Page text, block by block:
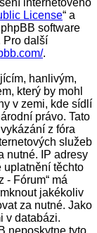
internetového
License“ a
phpBB software
Pro další
.
hanlivým,
který by mohl
v zemi, kde sídlí
právo. Tato
z fóra
služeb
nutné. IP adresy
uplatnění těchto
- Fórum“ má
jakékoliv
za nutné. Jako
v databázi.